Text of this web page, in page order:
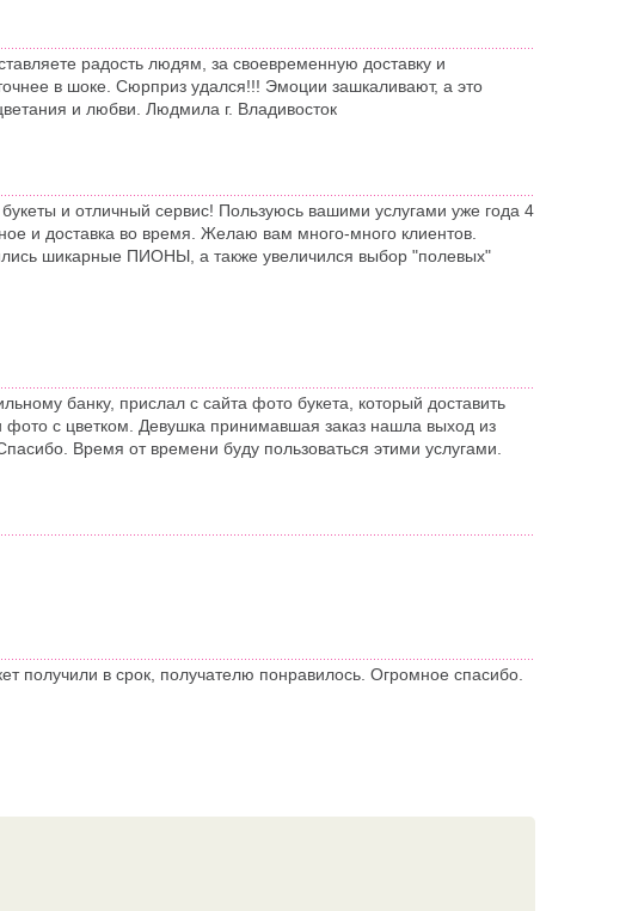
радость людям, за своевременную доставку и
в шоке. Сюрприз удался!!! Эмоции зашкаливают, а это
и любви. Людмила г. Владивосток
и отличный сервис! Пользуюсь вашими услугами уже года 4
и доставка во время. Желаю вам много-много клиентов.
шикарные ПИОНЫ, а также увеличился выбор "полевых"
банку, прислал с сайта фото букета, который доставить
с цветком. Девушка принимавшая заказ нашла выход из
Время от времени буду пользоваться этими услугами.
получили в срок, получателю понравилось. Огромное спасибо.